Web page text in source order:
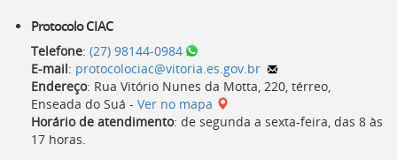
ProtocoloCIAC
Telefone: (27) 98144-0984
E-mail: protocolociac@vitoria.es.gov.br
Endereço: Rua Vitório Nunes da Motta, 220, térreo,
Enseada do Suá - Ver no mapa
Horário de atendimento: de segunda a sexta-feira, das 8 às
17 horas